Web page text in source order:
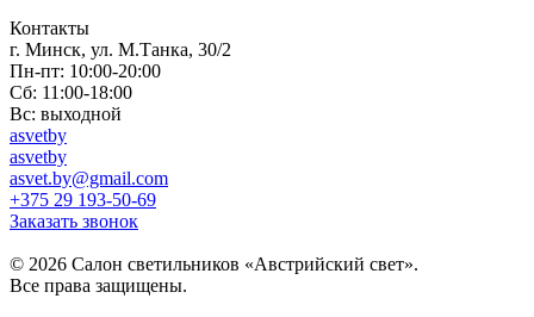
Контакты
г. Минск, ул. М.Танка, 30/2
Пн-пт: 10:00-20:00
Сб: 11:00-18:00
Вс: выходной
asvetby
asvetby
asvet.by@gmail.com
+375 29 193-50-69
Заказать звонок
© 2026 Салон светильников «Австрийский свет».
Все права защищены.